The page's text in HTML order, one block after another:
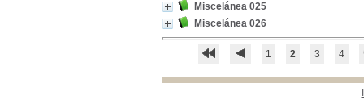
Miscelánea 025
Miscelánea 026
1 2 3 4